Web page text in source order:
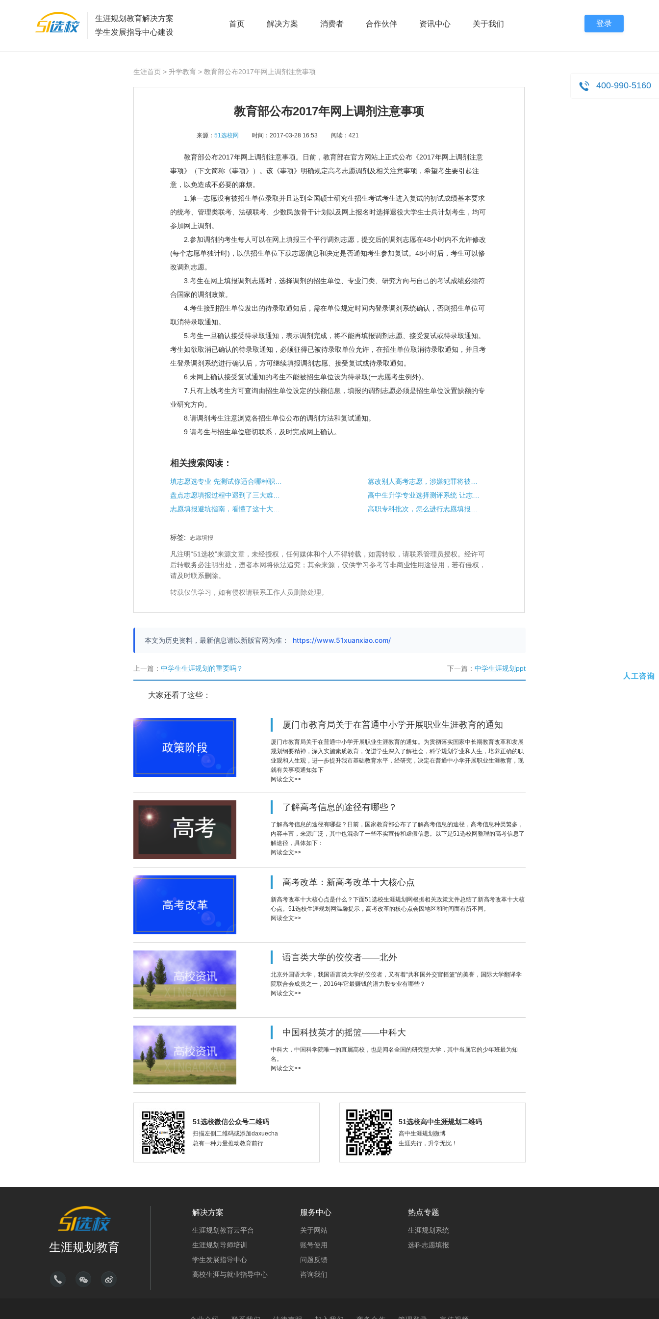
400-990-5160
生涯规划教育解决方案
学生发展指导中心建设
登录
首页 解决方案 消费者 合作伙伴 资讯中心 关于我们
生涯首页 > 升学教育 > 教育部公布2017年网上调剂注意事项
教育部公布2017年网上调剂注意事项
来源： 51选校网 时间：2017-03-28 16:53 阅读：421
教育部公布2017年网上调剂注意事项。日前，教育部在官方网站上正式公布《2017年网上调剂注意
事项》（下文简称《事项》）。该《事项》明确规定高考志愿调剂及相关注意事项，希望考生要引起注
意，以免造成不必要的麻烦。
1.第一志愿没有被招生单位录取并且达到全国硕士研究生招生考试考生进入复试的初试成绩基本要求
的统考、管理类联考、法硕联考、少数民族骨干计划以及网上报名时选择退役大学生士兵计划考生，均可
参加网上调剂。
2.参加调剂的考生每人可以在网上填报三个平行调剂志愿，提交后的调剂志愿在48小时内不允许修改
(每个志愿单独计时)，以供招生单位下载志愿信息和决定是否通知考生参加复试。48小时后，考生可以修
改调剂志愿。
3.考生在网上填报调剂志愿时，选择调剂的招生单位、专业门类、研究方向与自己的考试成绩必须符
合国家的调剂政策。
4.考生接到招生单位发出的待录取通知后，需在单位规定时间内登录调剂系统确认，否则招生单位可
取消待录取通知。
5.考生一旦确认接受待录取通知，表示调剂完成，将不能再填报调剂志愿、接受复试或待录取通知。
考生如欲取消已确认的待录取通知，必须征得已被待录取单位允许，在招生单位取消待录取通知，并且考
生登录调剂系统进行确认后，方可继续填报调剂志愿、接受复试或待录取通知。
6.未网上确认接受复试通知的考生不能被招生单位设为待录取(一志愿考生例外)。
7.只有上线考生方可查询由招生单位设定的缺额信息，填报的调剂志愿必须是招生单位设置缺额的专
业研究方向。
8.请调剂考生注意浏览各招生单位公布的调剂方法和复试通知。
9.请考生与招生单位密切联系，及时完成网上确认。
相关搜索阅读：
标签: 志愿填报
凡注明“51选校”来源文章，未经授权，任何媒体和个人不得转载，如需转载，请联系管理员授权。经许可
后转载务必注明出处，违者本网将依法追究；其余来源，仅供学习参考等非商业性用途使用，若有侵权，
请及时联系删除。
转载仅供学习，如有侵权请联系工作人员删除处理。
本文为历史资料，最新信息请以新版官网为准： https://www.51xuanxiao.com/
上一篇： 中学生生涯规划的重要吗？ 下一篇： 中学生涯规划ppt
大家还看了这些：
厦门市教育局关于在普通中小学开展职业生涯教育的通知
厦门市教育局关于在普通中小学开展职业生涯教育的通知。为贯彻落实国家中长期教育改革和发展
规划纲要精神，深入实施素质教育，促进学生深入了解社会，科学规划学业和人生，培养正确的职
业观和人生观，进一步提升我市基础教育水平，经研究，决定在普通中小学开展职业生涯教育，现
就有关事项通知如下
阅读全文>>
了解高考信息的途径有哪些？
了解高考信息的途径有哪些？日前，国家教育部公布了了解高考信息的途径，高考信息种类繁多，
内容丰富，来源广泛，其中也混杂了一些不实宣传和虚假信息。以下是51选校网整理的高考信息了
解途径，具体如下：
阅读全文>>
高考改革：新高考改革十大核心点
新高考改革十大核心点是什么？下面51选校生涯规划网根据相关政策文件总结了新高考改革十大核
心点。51选校生涯规划网温馨提示，高考改革的核心点会因地区和时间而有所不同。
阅读全文>>
语言类大学的佼佼者——北外
北京外国语大学，我国语言类大学的佼佼者，又有着“共和国外交官摇篮”的美誉，国际大学翻译学
院联合会成员之一，2016年它最赚钱的潜力股专业有哪些？
阅读全文>>
中国科技英才的摇篮——中科大
中科大，中国科学院唯一的直属高校，也是闻名全国的研究型大学，其中当属它的少年班最为知
名。
阅读全文>>
51选校微信公众号二维码
扫描左侧二维码或添加daxuecha
总有一种力量推动教育前行
51选校高中生涯规划二维码
高中生涯规划微博
生涯先行，升学无忧！
生涯规划教育
解决方案
生涯规划教育云平台
生涯规划导师培训
学生发展指导中心
高校生涯与就业指导中心
服务中心
关于网站
账号使用
问题反馈
咨询我们
热点专题
生涯规划系统
选科志愿填报